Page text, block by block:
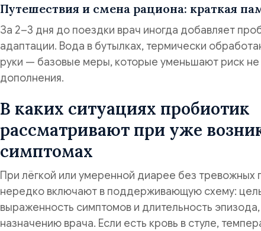
Путешествия и смена рациона: краткая
За 2–3 дня до поездки врач иногда добавляет
адаптации. Вода в бутылках, термически
руки — базовые меры, которые уменьшают риск
дополнения.
В каких ситуациях пробиотик
рассматривают при уже
симптомах
При лёгкой или умеренной диарее без тревожных
нередко включают в поддерживающую схему:
выраженность симптомов и длительность
назначению врача. Если есть кровь в стуле,